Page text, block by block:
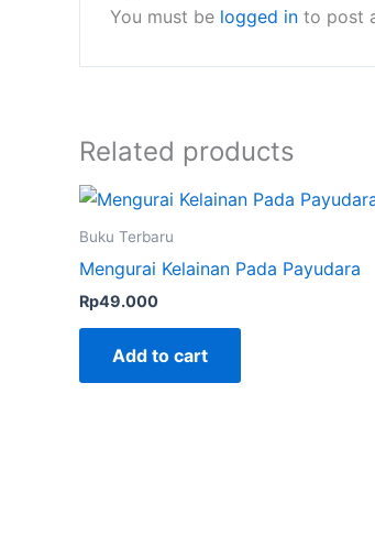
You must be logged into post
Related products
Buku Terbaru
Mengurai Kelainan Pada Payudara
Rp49.000
Add to cart